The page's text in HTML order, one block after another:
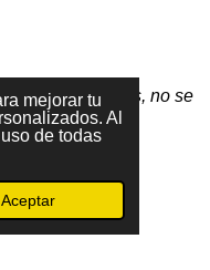
mejorar tu
Al
de todas
Aceptar
personalizados, no se
cambiar